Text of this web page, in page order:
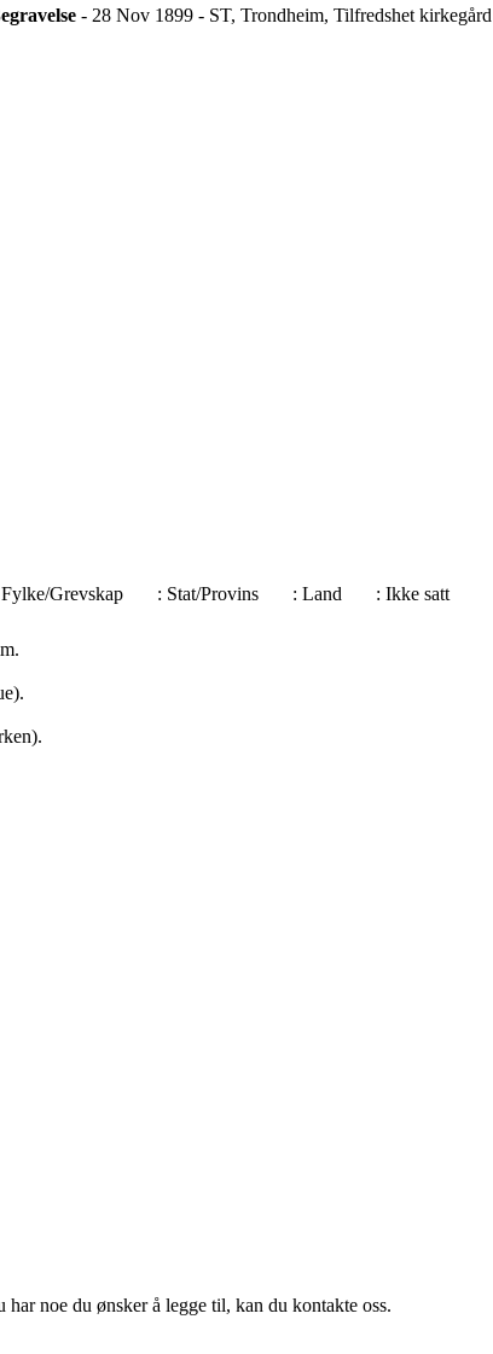
- 28 Nov 1899 - ST, Trondheim, Tilfredshet kirkegård
Fylke/Grevskap : Stat/Provins : Land : Ikke satt
noe du ønsker å legge til, kan du kontakte oss.